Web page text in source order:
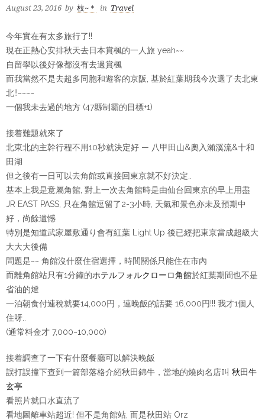
August 23, 2016 by 枝~＊ in Travel
今年實在有太多旅行了!!
現在正熱心安排秋天去日本賞楓的一人旅 yeah~~
自留學以後好像都沒有去過賞楓
而我當然不是去超多同胞和遊客的京阪, 基於紅葉期我今次選了去北東
北!!~~~~
一個我未去過的地方 (47縣制霸的目標+1)
接着難題就來了
北東北的主幹行程不用10秒就決定好 — 八甲田山&奧入瀨溪流&十和
田湖
但之後有一日可以去角館或直接回東京就不好決定..
基本上我是意屬角館, 對上一次去角館時是由仙台回東京的早上用盡
JR EAST PASS, 只在角館逗留了2-3小時, 天氣和景色亦未及預期中
好，尚餘遺憾
特別是知道武家屋敷通り會有紅葉 Light Up 後已經把東京當成超級大
大大大後備
問題是~~ 角館沒什麼住宿選擇，時間關係只能住在市內
而離角館站只有1分鐘的ホテルフォルクローロ角館於紅葉期間也不是
省油的燈
一泊朝食付連稅就要14,000円，連晚飯的話要 16,000円!!! 我才1個人
住呀..
(通常料金才 7,000~10,000)
接着調查了一下有什麼餐廳可以解決晚飯
誤打誤撞下查到一篇部落格介紹秋田錦牛，當地的燒肉名店叫 秋田牛
玄亭
看照片就口水直流了
看地圖離車站超近! 但不是角館站, 而是秋田站 Orz